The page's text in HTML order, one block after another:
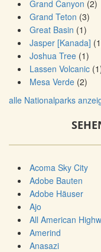
Grand Canyon (2)
Grand Teton (3)
Great Basin (1)
Jasper [Kanada]
Joshua Tree (1)
Lassen Volcanic
Mesa Verde (2)
alle Nationalparks
Acoma Sky City
Adobe Bauten
Adobe Häuser
Ajo
All American
Amerind
Anasazi